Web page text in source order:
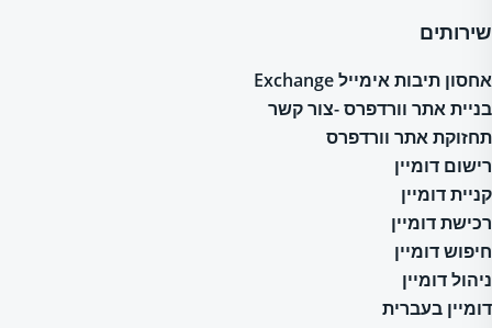
שירותים
אחסון תיבות אימייל Exchange
בניית אתר וורדפרס -צור קשר
תחזוקת אתר וורדפרס
רישום דומיין
קניית דומיין
רכישת דומיין
חיפוש דומיין
ניהול דומיין
דומיין בעברית